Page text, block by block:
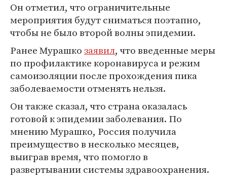
Он отметил, что ограничительные
мероприятия будут сниматься поэтапно,
чтобы не было второй волны эпидемии.
Ранее Мурашкозаявил, что введенные меры
по профилактике коронавируса и режим
самоизоляции после прохождения пика
заболеваемости отменять нельзя.
Он также сказал, что страна оказалась
готовой к эпидемии заболевания. По
мнению Мурашко, Россия получила
преимущество в несколько месяцев,
выиграв время, что помогло в
развертывании системы здравоохранения.